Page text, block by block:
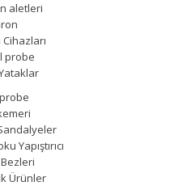
aletleri
probe
Yapıştırıcı
Ürünler